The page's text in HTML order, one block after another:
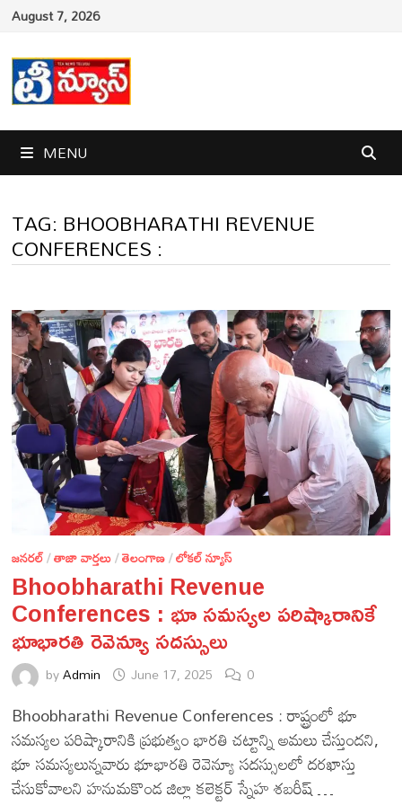
Skip
content
August 7, 2026
MENU
TAG: BHOOBHARATHI REVENUE
CONFERENCES :
జనరల్/తాజా వార్తలు/తెలంగాణ/లోకల్ న్యూస్
Bhoobharathi Revenue
Conferences : భూ సమస్యల పరిష్కారానికే
భూభారతి రెవెన్యూ సదస్సులు
byAdmin June 17, 2025 0
Bhoobharathi Revenue Conferences : రాష్ట్రంలో భూ
సమస్యల పరిష్కారానికి ప్రభుత్వం భారతి చట్టాన్ని అమలు చేస్తుందని,
భూ సమస్యలున్నవారు భూభారతి రెవెన్యూ సదస్సులలో దరఖాస్తు
చేసుకోవాలని హనుమకొండ జిల్లా కలెక్టర్ స్నేహ శబరీష్ …